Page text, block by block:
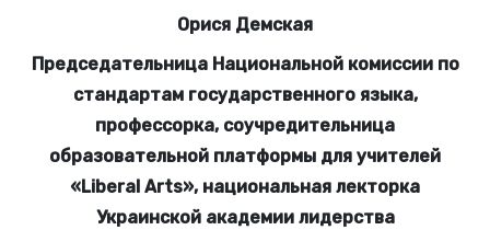
Орися Демская
Председательница Национальной комиссии по
стандартам государственного языка,
профессорка, соучредительница
образовательной платформы для учителей
«Liberal Arts», национальная лекторка
Украинской академии лидерства